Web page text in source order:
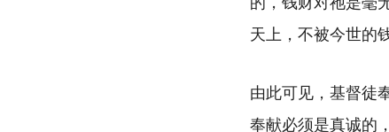
天上，不被今世的
由此可见，基督徒
奉献必须是真诚的